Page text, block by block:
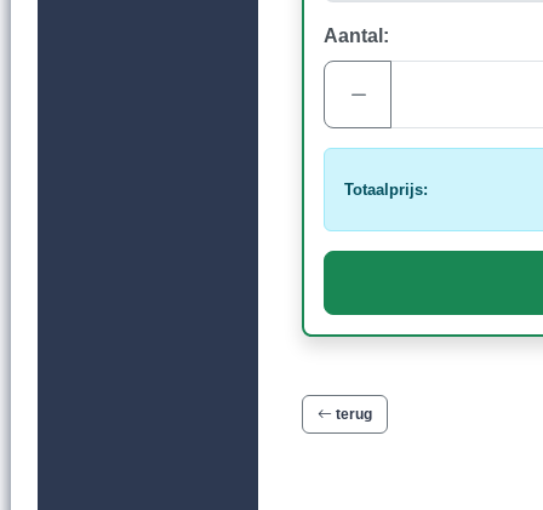
Aantal:
Totaalprijs:
terug